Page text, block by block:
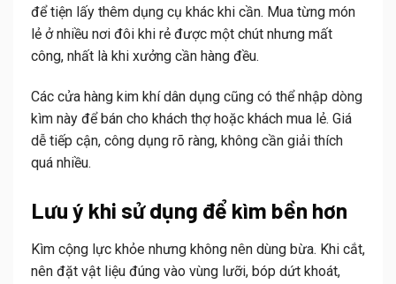
để tiện lấy thêm dụng cụ khác khi cần. Mua từng món
lẻ ở nhiều nơi đôi khi rẻ được một chút nhưng mất
công, nhất là khi xưởng cần hàng đều.
Các cửa hàng kim khí dân dụng cũng có thể nhập dòng
kìm này để bán cho khách thợ hoặc khách mua lẻ. Giá
dễ tiếp cận, công dụng rõ ràng, không cần giải thích
quá nhiều.
Lưu ý khi sử dụng để kìm bền hơn
Kìm cộng lực khỏe nhưng không nên dùng bừa. Khi cắt,
nên đặt vật liệu đúng vào vùng lưỡi, bóp dứt khoát,